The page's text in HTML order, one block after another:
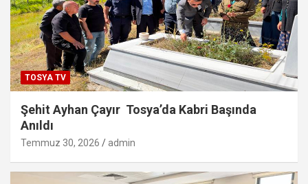
TOSYA TV
Şehit Ayhan Çayır Tosya’da Kabri Başında
Anıldı
Temmuz 30, 2026 admin